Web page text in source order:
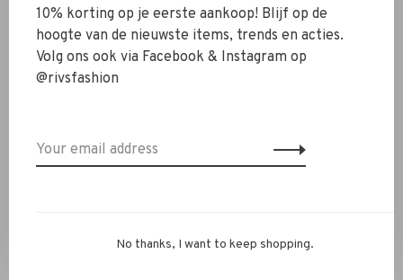
New Arrivals
Shoes
Jewelry
10% korting op je eerste aankoop! Blijf op de
hoogte van de nieuwste items, trends en acties.
Volg ons ook via Facebook & Instagram op
@rivsfashion
No thanks, I want to keep shopping.